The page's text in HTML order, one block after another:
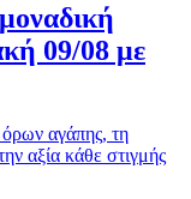
09/08 με
όρων αγάπης, τη
αξία κάθε στιγμής